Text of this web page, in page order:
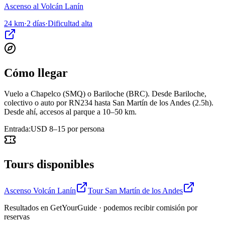
Ascenso al Volcán Lanín
24 km·2 días·Dificultad alta
Cómo llegar
Vuelo a Chapelco (SMQ) o Bariloche (BRC). Desde Bariloche,
colectivo o auto por RN234 hasta San Martín de los Andes (2.5h).
Desde ahí, accesos al parque a 10–50 km.
Entrada:USD 8–15 por persona
Tours disponibles
Ascenso Volcán Lanín
Tour San Martín de los Andes
Resultados en GetYourGuide · podemos recibir comisión por
reservas